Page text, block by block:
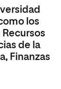
los
de la
Finanzas